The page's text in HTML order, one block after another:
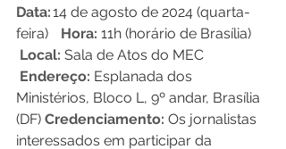
Data: 14 de agosto de 2024 (quarta-
feira) Hora: 11h (horário de Brasília)
Local: Sala de Atos do MEC
Endereço: Esplanada dos
Ministérios, Bloco L, 9º andar, Brasília
(DF) Credenciamento: Os jornalistas
interessados em participar da